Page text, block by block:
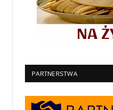
PARTNERSTWA